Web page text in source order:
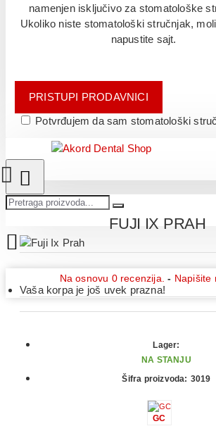
namenjen isključivo za stomatološke
Ukoliko niste stomatološki stručnjak,
napustite sajt.
PRISTUPI PRODAVNICI
Potvrđujem da sam stomatološki
Vaša korpa je još uvek prazna!
FUJI IX PRAH
Na osnovu 0 recenzija. - Napišite
Lager:
NA STANJU
Šifra proizvoda: 3019
GC